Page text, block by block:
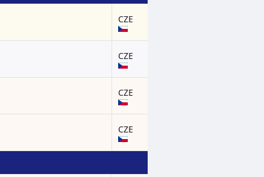
CZE
CZE
CZE
CZE